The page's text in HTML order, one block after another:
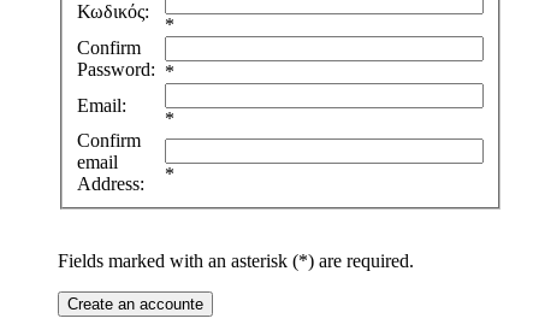
Κωδικός:
*
Confirm
Password: *
Email:
*
Confirm
email
Address:
*
Fields marked with an asterisk (*) are required.
Create an accounte